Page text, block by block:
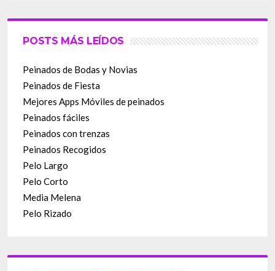
POSTS MÁS LEÍDOS
Peinados de Bodas y Novias
Peinados de Fiesta
Mejores Apps Móviles de peinados
Peinados fáciles
Peinados con trenzas
Peinados Recogidos
Pelo Largo
Pelo Corto
Media Melena
Pelo Rizado